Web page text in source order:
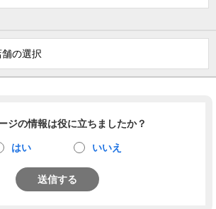
舗の選択
ジの情報は役に立ちましたか？
はい いいえ
送信する